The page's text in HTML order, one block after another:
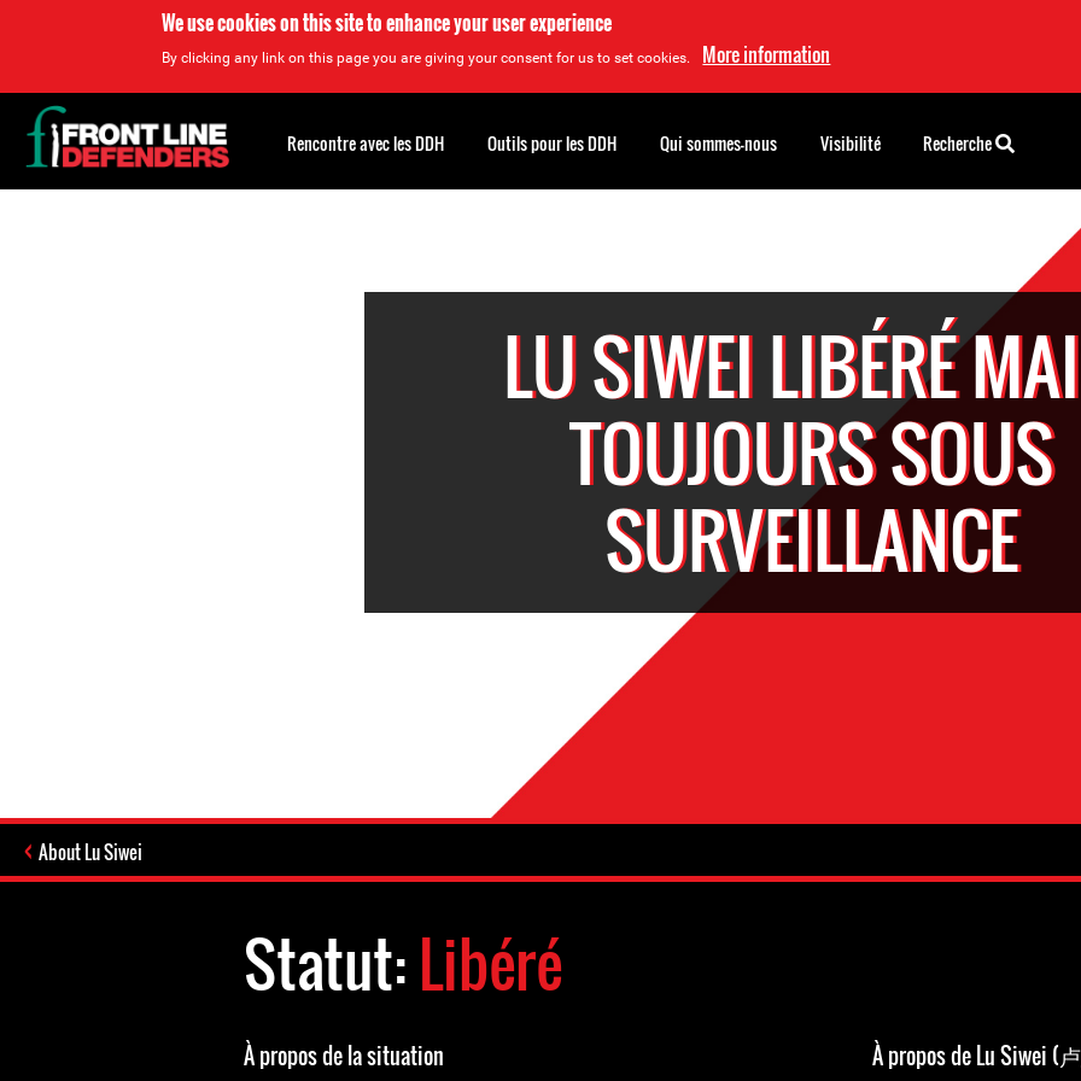
We use cookies on this site to enhance your user experience
By clicking any link on this page you are giving your consent for us to set cookies. More information
LU SIWEI LIBÉRÉ
TOUJOURS SOUS
SURVEILLANCE
About Lu Siwei
Statut:Libéré
À propos de la situation À propos de Lu Siwei (
Back
to
top
Rencontre avec les DDH Outils pour les DDH Qui sommes-nous Visibilité Recherche